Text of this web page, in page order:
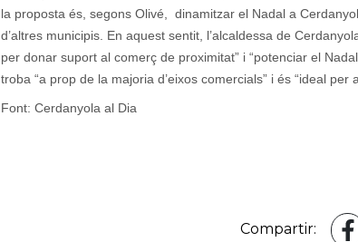
la proposta és, segons Olivé, dinamitzar el Nadal a
d’altres municipis. En aquest sentit, l’alcaldessa de
per donar suport al comerç de proximitat” i “potenciar el
troba “a prop de la majoria d’eixos comercials” i és “ideal
Font: Cerdanyola al Dia
Compartir: